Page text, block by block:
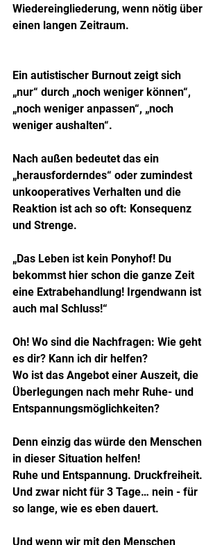
Wiedereingliederung, wenn nötig über
einen langen Zeitraum.
Ein autistischer Burnout zeigt sich
„nur“ durch „noch weniger können“,
„noch weniger anpassen“, „noch
weniger aushalten“.
Nach außen bedeutet das ein
„herausforderndes“ oder zumindest
unkooperatives Verhalten und die
Reaktion ist ach so oft: Konsequenz
und Strenge.
„Das Leben ist kein Ponyhof! Du
bekommst hier schon die ganze Zeit
eine Extrabehandlung! Irgendwann ist
auch mal Schluss!“
Oh! Wo sind die Nachfragen: Wie geht
es dir? Kann ich dir helfen?
Wo ist das Angebot einer Auszeit, die
Überlegungen nach mehr Ruhe- und
Entspannungsmöglichkeiten?
Denn einzig das würde den Menschen
in dieser Situation helfen!
Ruhe und Entspannung. Druckfreiheit.
Und zwar nicht für 3 Tage… nein - für
so lange, wie es eben dauert.
Und wenn wir mit den Menschen